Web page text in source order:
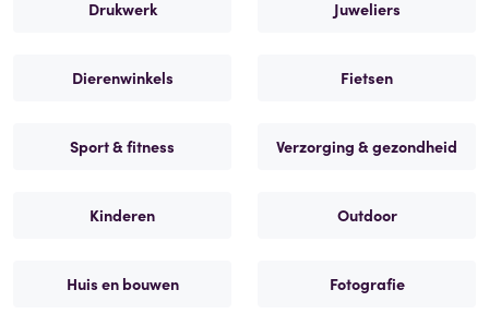
Drukwerk Juweliers
Dierenwinkels Fietsen
Sport & fitness Verzorging & gezondheid
Kinderen Outdoor
Huis en bouwen Fotografie